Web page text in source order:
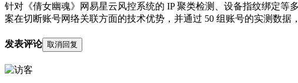
针对《倩女幽魂》网易星云风控系统的 IP 聚类检测、设备指纹绑定
案在切断账号网络关联方面的技术优势，并通过 50 组账号的实测数
发表评论 取消回复